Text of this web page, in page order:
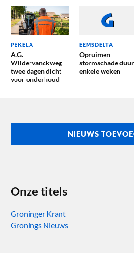
PEKELA
A.G.
Wildervanckweg
twee dagen dicht
voor onderhoud
EEMSDELTA
Opruimen
stormschade
enkele weken
NIEUWS
Onze titels
Groninger Krant
Gronings Nieuws